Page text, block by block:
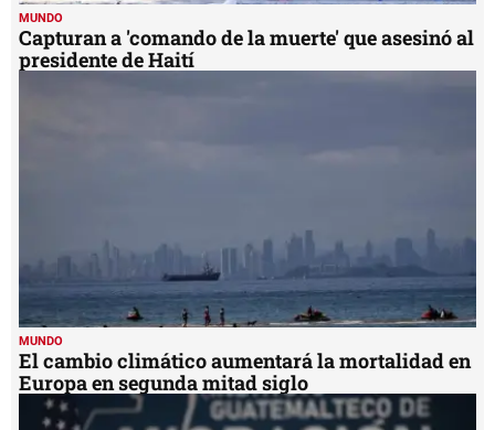
MUNDO
Capturan a 'comando de la muerte' que asesinó al
presidente de Haití
MUNDO
El cambio climático aumentará la mortalidad en
Europa en segunda mitad siglo